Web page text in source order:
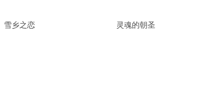
雪乡之恋 灵魂的朝圣